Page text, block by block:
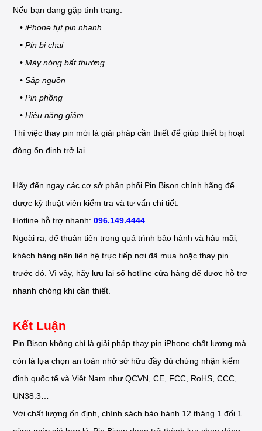
Nếu bạn đang gặp tình trạng:
• iPhone tụt pin nhanh
• Pin bị chai
• Máy nóng bất thường
• Sập nguồn
• Pin phồng
• Hiệu năng giảm
Thì việc thay pin mới là giải pháp cần thiết để giúp thiết bị hoạt
động ổn định trở lại.
Hãy đến ngay các cơ sở phân phối Pin Bison chính hãng để
được kỹ thuật viên kiểm tra và tư vấn chi tiết.
Hotline hỗ trợ nhanh:096.149.4444
Ngoài ra, để thuận tiện trong quá trình bảo hành và hậu mãi,
khách hàng nên liên hệ trực tiếp nơi đã mua hoặc thay pin
trước đó. Vì vậy, hãy lưu lại số hotline cửa hàng để được hỗ trợ
nhanh chóng khi cần thiết.
Kết Luận
Pin Bison không chỉ là giải pháp thay pin iPhone chất lượng mà
còn là lựa chọn an toàn nhờ sở hữu đầy đủ chứng nhận kiểm
định quốc tế và Việt Nam như QCVN, CE, FCC, RoHS, CCC,
UN38.3…
Với chất lượng ổn định, chính sách bảo hành 12 tháng 1 đổi 1